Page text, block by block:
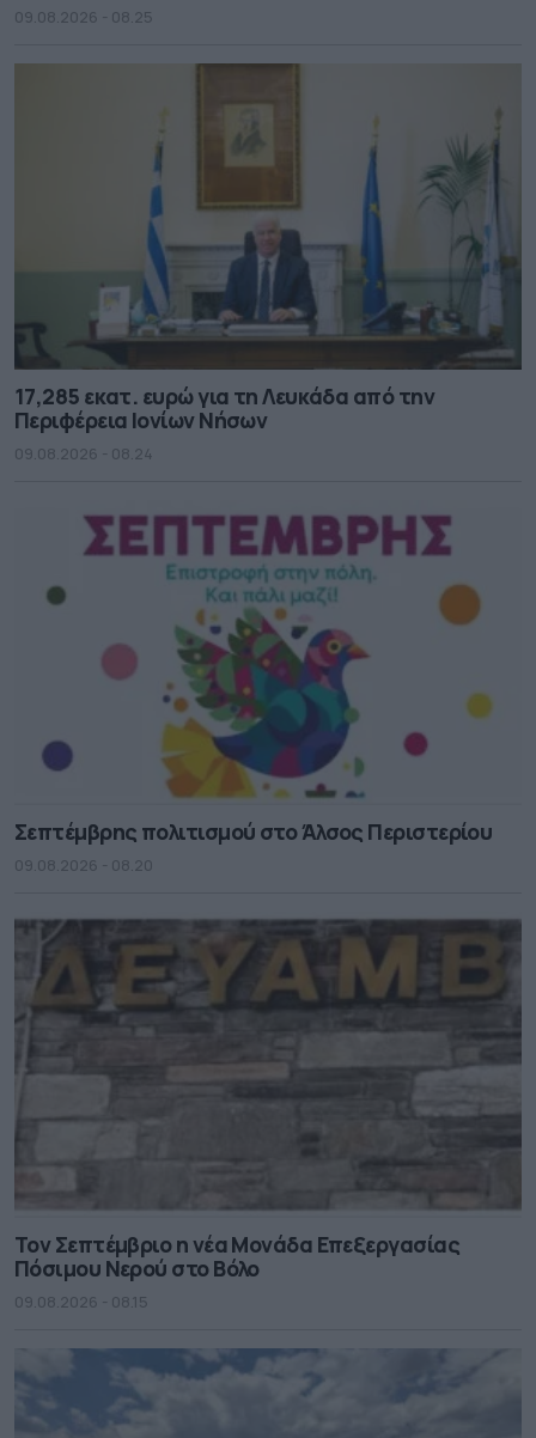
09.08.2026 - 08.25
17,285 εκατ. ευρώ για τη Λευκάδα από την
Περιφέρεια Ιονίων Νήσων
09.08.2026 - 08.24
Σεπτέμβρης πολιτισμού στο Άλσος Περιστερίου
09.08.2026 - 08.20
Τον Σεπτέμβριο η νέα Μονάδα Επεξεργασίας
Πόσιμου Νερού στο Βόλο
09.08.2026 - 08.15